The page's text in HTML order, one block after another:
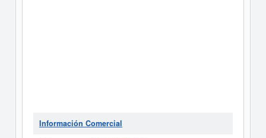
Información Comercial